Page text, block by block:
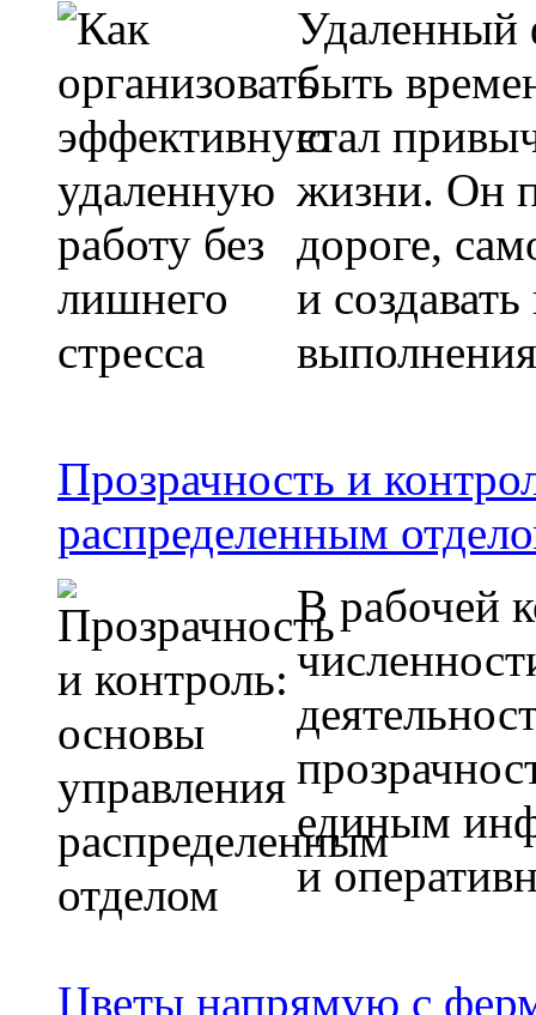
Удаленный
быть
стал
жизни. Он
дороге,
и
Прозрачность и
распределенным
В рабочей
единым
и
Цветы напрямую с